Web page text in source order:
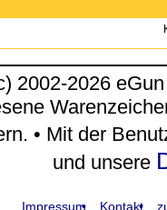
2002-2026
• Mit der
und unsere
Impressum Kontakt